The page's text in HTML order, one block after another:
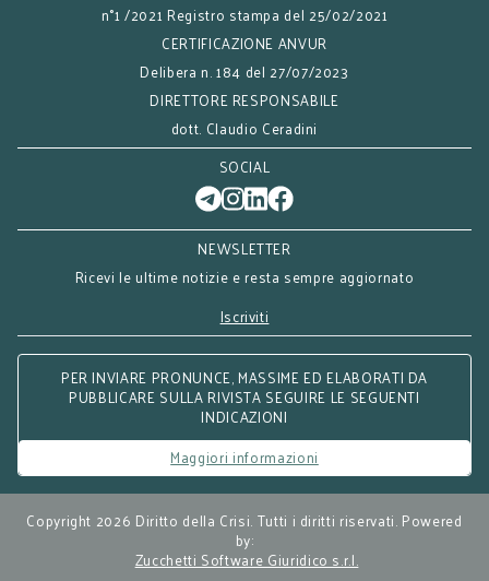
n°1 /2021 Registro stampa del 25/02/2021
CERTIFICAZIONE ANVUR
Delibera n. 184 del 27/07/2023
DIRETTORE RESPONSABILE
dott. Claudio Ceradini
SOCIAL
NEWSLETTER
Ricevi le ultime notizie e resta sempre aggiornato
Iscriviti
PER INVIARE PRONUNCE, MASSIME ED ELABORATI DA
PUBBLICARE SULLA RIVISTA SEGUIRE LE SEGUENTI
INDICAZIONI
Maggiori informazioni
Copyright 2026 Diritto della Crisi. Tutti i diritti riservati. Powered
by:
Zucchetti Software Giuridico s.r.l.